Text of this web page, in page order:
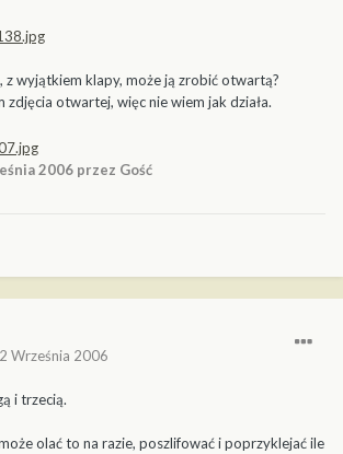
z wyjątkiem klapy, może ją zrobić otwartą?
zdjęcia otwartej, więc nie wiem jak działa.
2006 przez Gość
Września 2006
i trzecią.
olać to na razie, poszlifować i poprzyklejać ile